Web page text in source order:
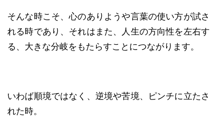
そんな時こそ、心のありようや言葉の使い方が試さ
れる時であり、それはまた、人生の方向性を左右す
る、大きな分岐をもたらすことにつながります。
いわば順境ではなく、逆境や苦境、ピンチに立たさ
れた時。